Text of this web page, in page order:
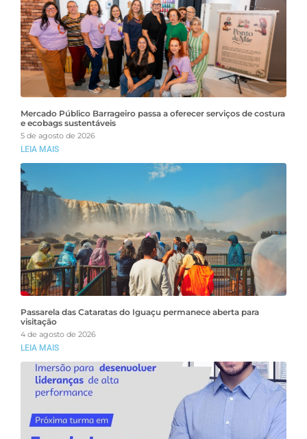
Mercado Público Barrageiro passa a oferecer serviços de costura
e ecobags sustentáveis
5 de agosto de 2026
LEIA MAIS
Passarela das Cataratas do Iguaçu permanece aberta para
visitação
4 de agosto de 2026
LEIA MAIS